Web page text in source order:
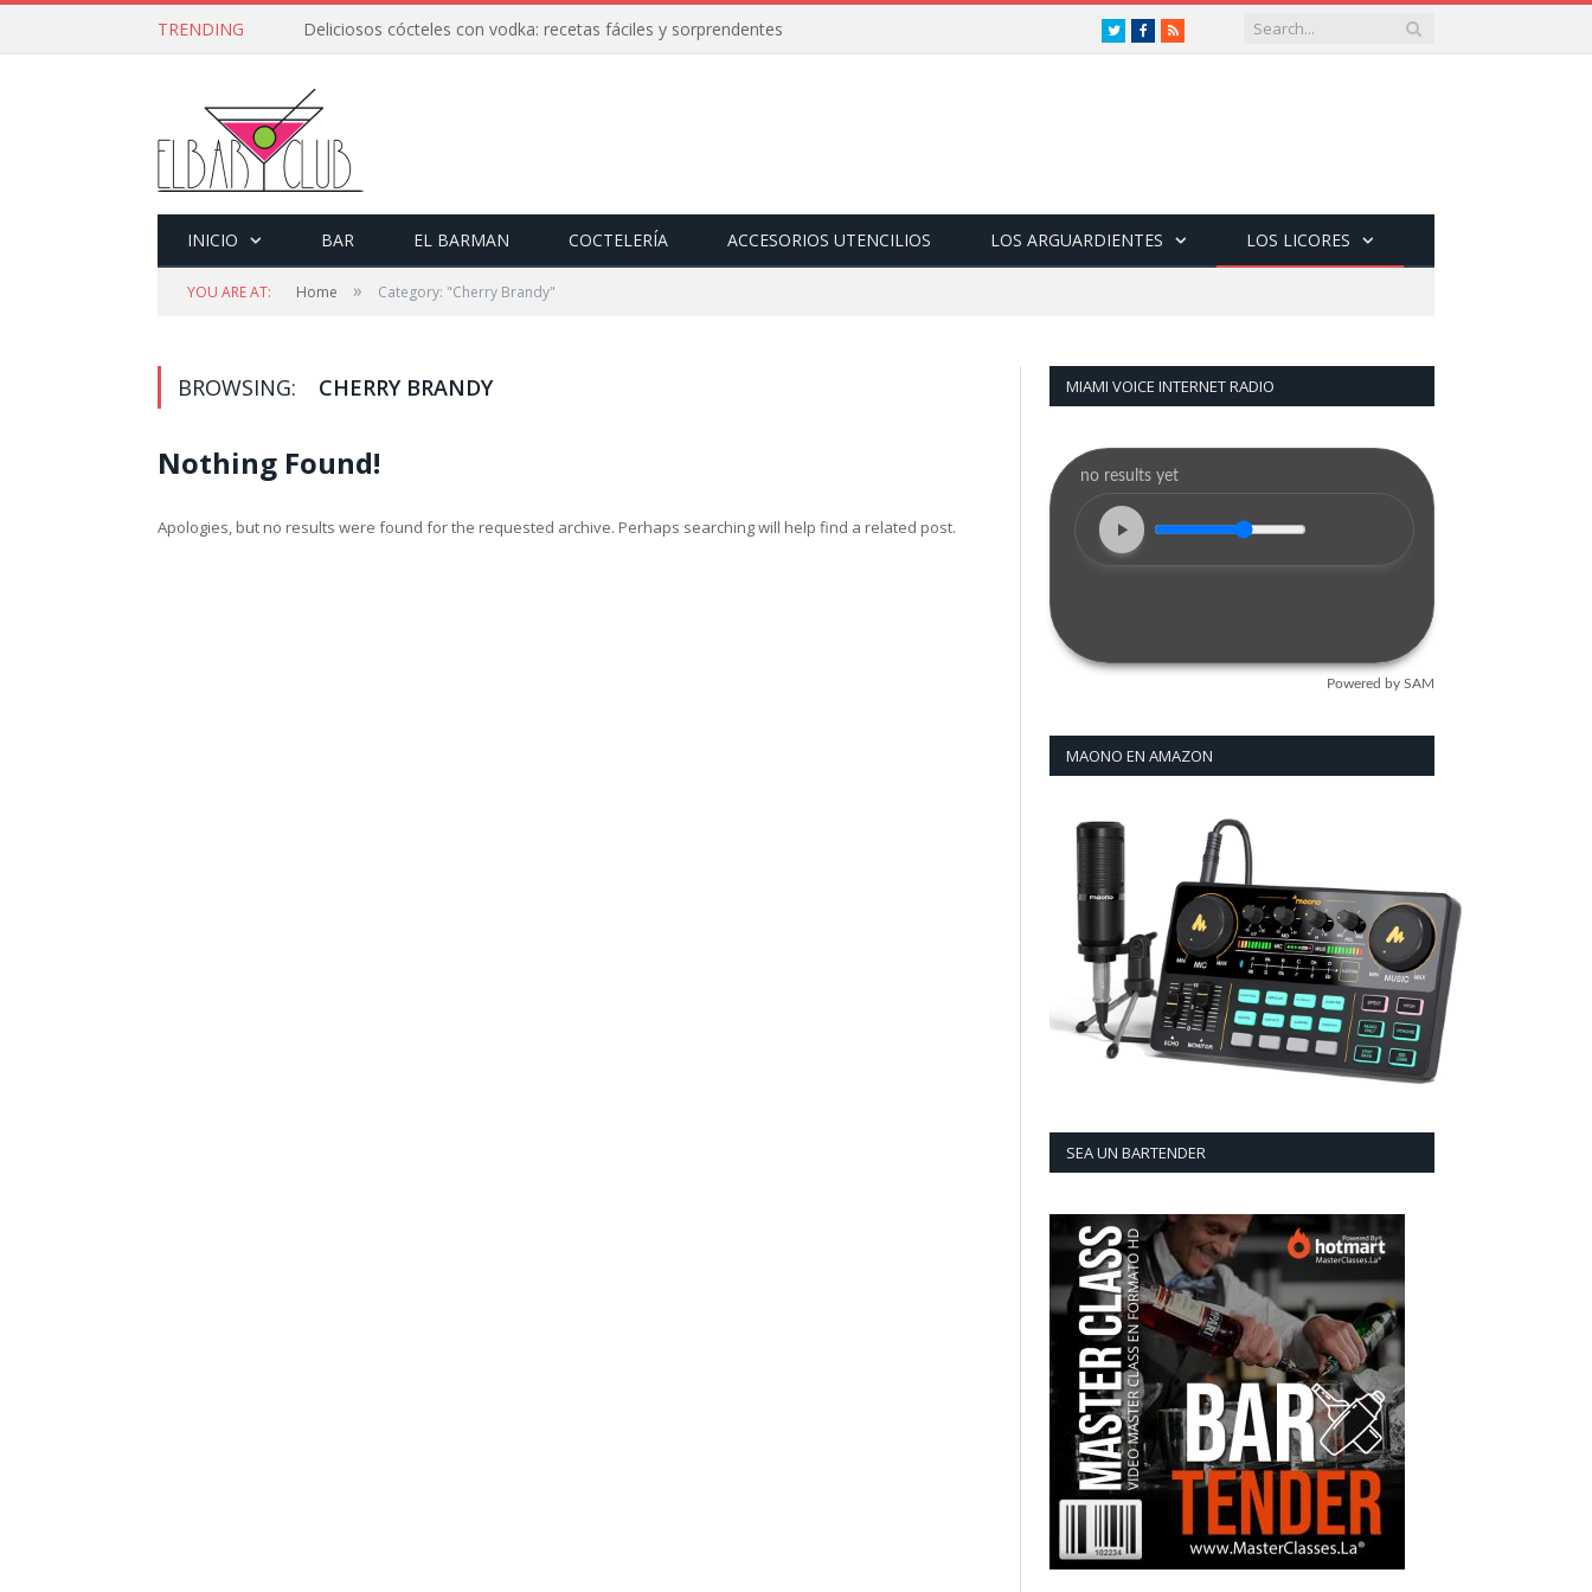
TRENDING Deliciosos cócteles con vodka: recetas fáciles y sorprendentes TwitterFacebook
RSS
INICIO BAR EL BARMAN COCTELERÍA ACCESORIOS UTENCILIOS LOS ARGUARDIENTES LOS LICORES
YOU ARE AT: Home » Category: "Cherry Brandy"
BROWSING: CHERRY BRANDY
Nothing Found!
Apologies, but no results were found for the requested archive. Perhaps searching will help find a related post.
MIAMI VOICE INTERNET RADIO
MAONO EN AMAZON
SEA UN BARTENDER